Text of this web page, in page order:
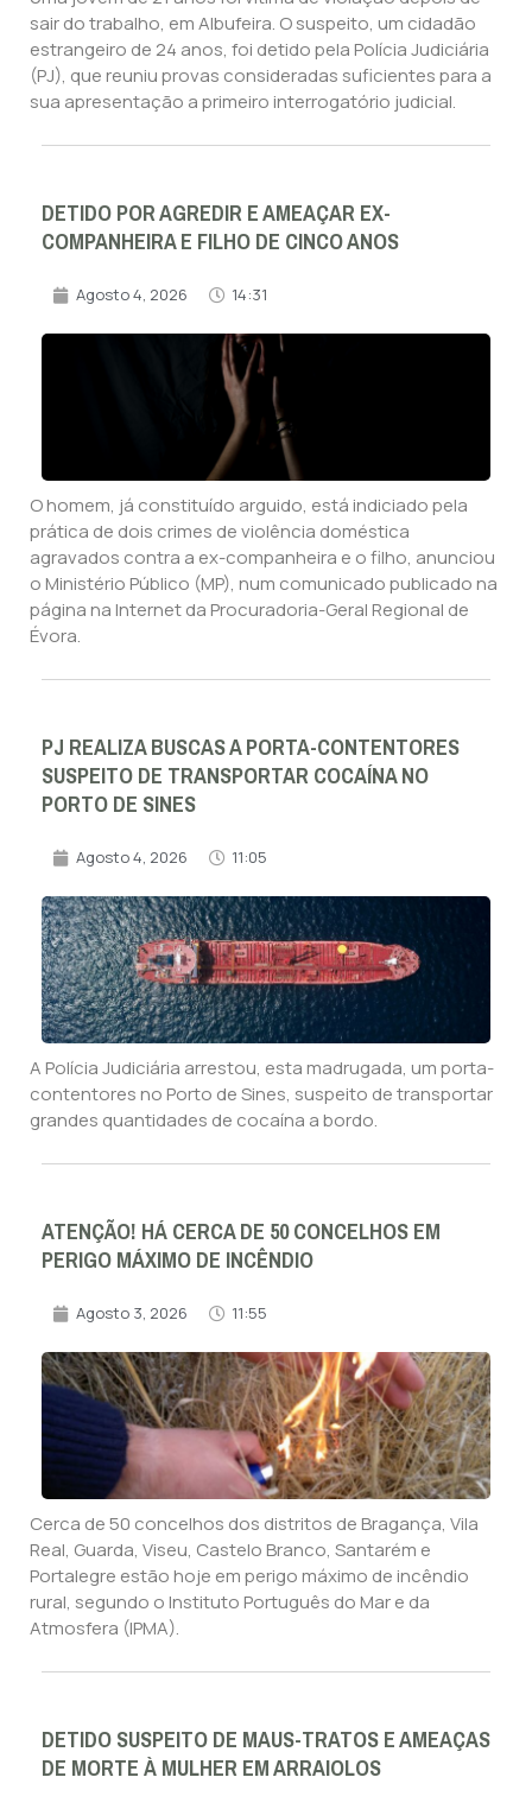
sair do trabalho, em Albufeira. O suspeito, um cidadão
estrangeiro de 24 anos, foi detido pela Polícia Judiciária
(PJ), que reuniu provas consideradas suficientes para a
sua apresentação a primeiro interrogatório judicial.
DETIDO POR AGREDIR E AMEAÇAR EX-
COMPANHEIRA E FILHO DE CINCO ANOS
Agosto 4, 2026 14:31
O homem, já constituído arguido, está indiciado pela
prática de dois crimes de violência doméstica
agravados contra a ex-companheira e o filho, anunciou
o Ministério Público (MP), num comunicado publicado na
página na Internet da Procuradoria-Geral Regional de
Évora.
PJ REALIZA BUSCAS A PORTA-CONTENTORES
SUSPEITO DE TRANSPORTAR COCAÍNA NO
PORTO DE SINES
Agosto 4, 2026 11:05
A Polícia Judiciária arrestou, esta madrugada, um porta-
contentores no Porto de Sines, suspeito de transportar
grandes quantidades de cocaína a bordo.
ATENÇÃO! HÁ CERCA DE 50 CONCELHOS EM
PERIGO MÁXIMO DE INCÊNDIO
Agosto 3, 2026 11:55
Cerca de 50 concelhos dos distritos de Bragança, Vila
Real, Guarda, Viseu, Castelo Branco, Santarém e
Portalegre estão hoje em perigo máximo de incêndio
rural, segundo o Instituto Português do Mar e da
Atmosfera (IPMA).
DETIDO SUSPEITO DE MAUS-TRATOS E AMEAÇAS
DE MORTE À MULHER EM ARRAIOLOS